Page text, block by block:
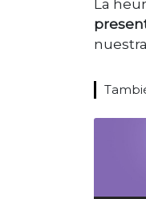
La
nuestra